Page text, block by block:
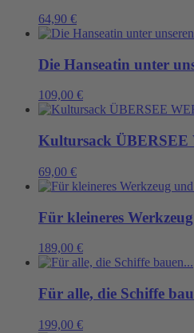
64,90 €
Die Hanseatin unter
109,00 €
Kultursack ÜBERSEE
69,00 €
Für kleineres
189,00 €
Für alle, die Schiffe
199,00 €